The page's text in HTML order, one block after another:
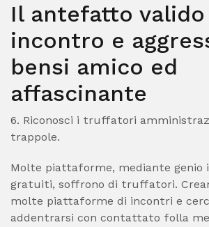
Il antefatto valido
incontro e
bensi amico ed
affascinante
6. Riconosci i truffatori
trappole.
Molte piattaforme, mediante genio
gratuiti, soffrono di truffatori.
molte piattaforme di incontri e
addentrarsi con contattato folla